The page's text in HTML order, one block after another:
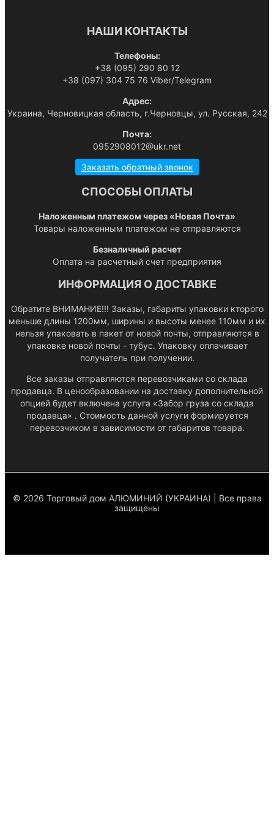
НАШИ КОНТАКТЫ
Телефоны:
+38 (095) 290 80 12
+38 (097) 304 75 76 Viber/Telegram
Адрес:
Украина, Черновицкая область, г.Черновцы, ул. Русская, 242
Почта:
0952908012@ukr.net
Заказать обратный звонок
СПОСОБЫ ОПЛАТЫ
Наложенным платежом через «Новая Почта»
Товары наложенным платежом не отправляются
Безналичный расчет
Оплата на расчетный счет предприятия
ИНФОРМАЦИЯ О ДОСТАВКЕ
Обратите ВНИМАНИЕ!!! Заказы, габариты упаковки кторого
меньше длины 1200мм, ширины и высоты менее 110мм и их
нельзя упаковать в пакет от новой почты, отправляются в
упаковке новой почты - тубус. Упаковку оплачивает
получатель при получении.
Все заказы отправляются перевозчиками со склада
продавца. В ценообразовании на доставку дополнительной
опцией будет включена услуга «Забор груза со склада
продавца» . Стоимость данной услуги формируется
перевозчиком в зависимости от габаритов товара.
© 2026 Торговый дом АЛЮМИНИЙ (УКРАИНА) | Все права
защищены